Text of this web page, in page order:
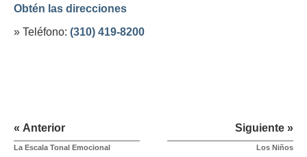
Obtén las direcciones
» Teléfono: (310) 419-8200
« Anterior
La Escala Tonal Emocional
Siguiente »
Los Niños